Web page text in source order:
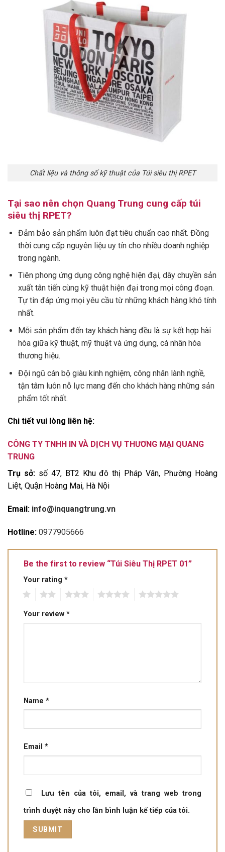
Chất liệu và thông số kỹ thuật của Túi siêu thị RPET
Tại sao nên chọn Quang Trung cung cấp túi
siêu thị RPET?
Đảm bảo sản phẩm luôn đạt tiêu chuẩn cao nhất. Đồng
thời cung cấp nguyên liệu uy tín cho nhiều doanh nghiệp
trong ngành.
Tiên phong ứng dụng công nghệ hiện đại, dây chuyền sản
xuất tân tiến cùng kỹ thuật hiện đại trong mọi công đoạn.
Tự tin đáp ứng mọi yêu cầu từ những khách hàng khó tính
nhất.
Mỗi sản phẩm đến tay khách hàng đều là sự kết hợp hài
hòa giữa kỹ thuật, mỹ thuật và ứng dụng, cá nhân hóa
thương hiệu.
Đội ngũ cán bộ giàu kinh nghiệm, công nhân lành nghề,
tận tâm luôn nỗ lực mang đến cho khách hàng những sản
phẩm tốt nhất.
Chi tiết vui lòng liên hệ:
CÔNG TY TNHH IN VÀ DỊCH VỤ THƯƠNG MẠI QUANG
TRUNG
Trụ sở:số 47, BT2 Khu đô thị Pháp Vân, Phường Hoàng
Liệt, Quận Hoàng Mai, Hà Nội
Email: info@inquangtrung.vn
Hotline: 0977905666
Be the first to review “Túi Siêu Thị RPET 01”
Your rating *
Your review *
Name *
Email *
Lưu tên của tôi, email, và trang web trong
trình duyệt này cho lần bình luận kế tiếp của tôi.